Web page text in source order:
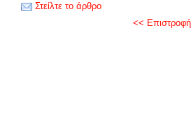
Στείλτε το άρθρο
<< Επιστροφή